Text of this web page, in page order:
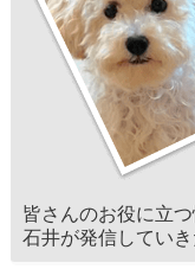
皆さんのお役に立
石井が発信していき